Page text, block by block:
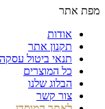
מפת אתר
אודות
תקנון אתר
תנאי ביטול עסקה
כל המוצרים
הבלוג שלנו
צור קשר